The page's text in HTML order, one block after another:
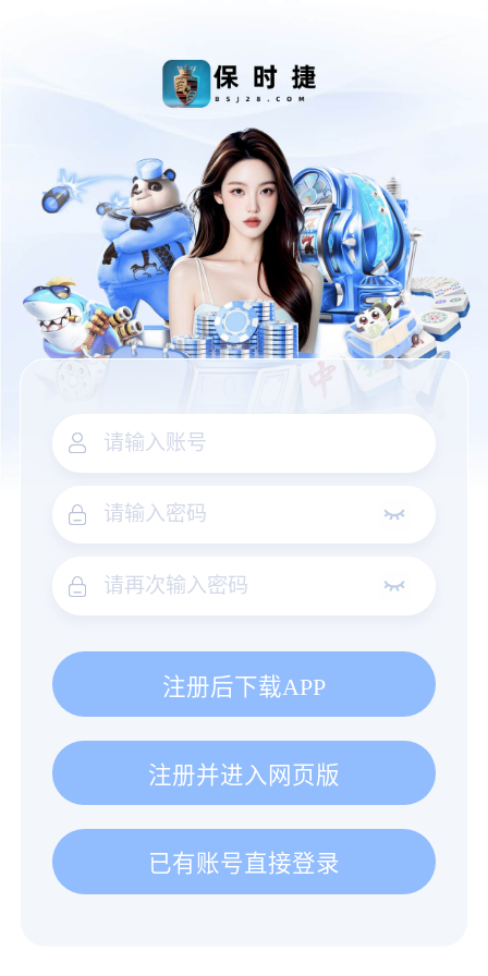
注册后下载APP
注册并进入网页版
已有账号直接登录